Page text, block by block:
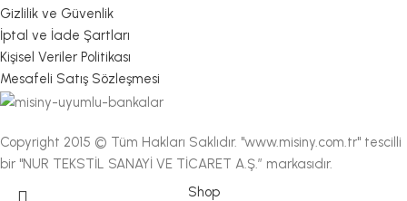
Gizlilik ve Güvenlik
İptal ve İade Şartları
Kişisel Veriler Politikası
Mesafeli Satış Sözleşmesi
Copyright 2015 © Tüm Hakları Saklıdır. "www.misiny.com.tr" tescilli
bir "NUR TEKSTİL SANAYİ VE TİCARET A.Ş.” markasıdır.
Shop